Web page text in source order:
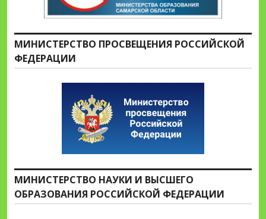
МИНИСТЕРСТВО ПРОСВЕЩЕНИЯ РОССИЙСКОЙ
ФЕДЕРАЦИИ
МИНИСТЕРСТВО НАУКИ И ВЫСШЕГО
ОБРАЗОВАНИЯ РОССИЙСКОЙ ФЕДЕРАЦИИ